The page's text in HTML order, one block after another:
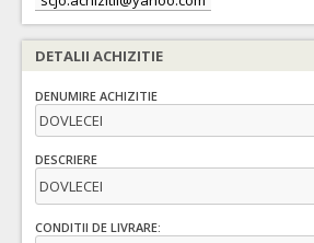
DETALII ACHIZITIE
DENUMIRE ACHIZITIE
DOVLECEI
DESCRIERE
DOVLECEI
CONDITII DE LIVRARE: